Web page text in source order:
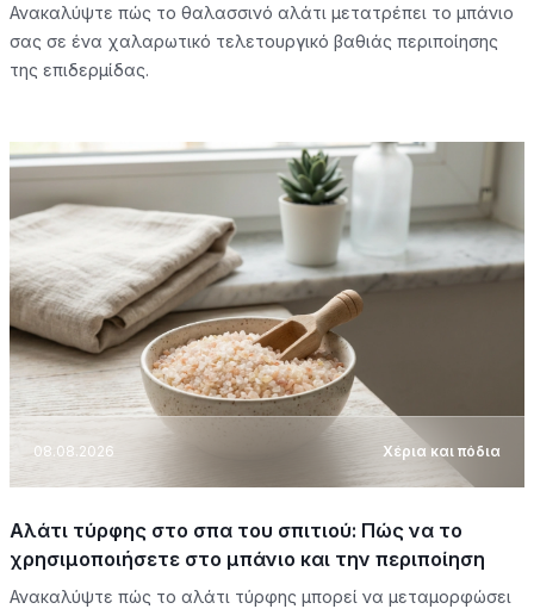
Ανακαλύψτε πώς το θαλασσινό αλάτι μετατρέπει το μπάνιο
σας σε ένα χαλαρωτικό τελετουργικό βαθιάς περιποίησης
της επιδερμίδας.
08.08.2026 Χέρια και πόδια
Αλάτι τύρφης στο σπα του σπιτιού: Πώς να το
χρησιμοποιήσετε στο μπάνιο και την περιποίηση
Ανακαλύψτε πώς το αλάτι τύρφης μπορεί να μεταμορφώσει